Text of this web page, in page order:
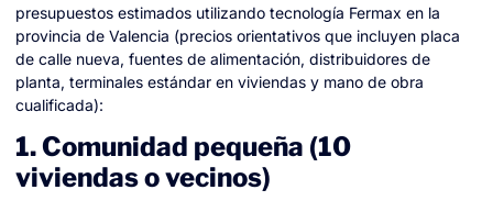
presupuestos estimados utilizando tecnología Fermax en la
provincia de Valencia (precios orientativos que incluyen placa
de calle nueva, fuentes de alimentación, distribuidores de
planta, terminales estándar en viviendas y mano de obra
cualificada):
1. Comunidad pequeña (10
viviendas o vecinos)